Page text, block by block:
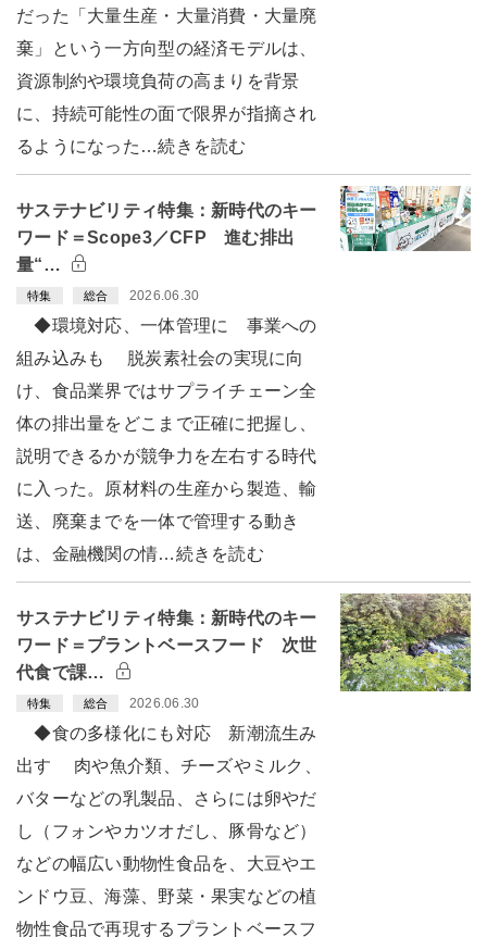
だった「大量生産・大量消費・大量廃
棄」という一方向型の経済モデルは、
資源制約や環境負荷の高まりを背景
に、持続可能性の面で限界が指摘され
るようになった…続きを読む
サステナビリティ特集：新時代のキー
ワード＝Scope3／CFP 進む排出
量“…
特集 総合 2026.06.30
◆環境対応、一体管理に 事業への
組み込みも 脱炭素社会の実現に向
け、食品業界ではサプライチェーン全
体の排出量をどこまで正確に把握し、
説明できるかが競争力を左右する時代
に入った。原材料の生産から製造、輸
送、廃棄までを一体で管理する動き
は、金融機関の情…続きを読む
サステナビリティ特集：新時代のキー
ワード＝プラントベースフード 次世
代食で課…
特集 総合 2026.06.30
◆食の多様化にも対応 新潮流生み
出す 肉や魚介類、チーズやミルク、
バターなどの乳製品、さらには卵やだ
し（フォンやカツオだし、豚骨など）
などの幅広い動物性食品を、大豆やエ
ンドウ豆、海藻、野菜・果実などの植
物性食品で再現するプラントベースフ